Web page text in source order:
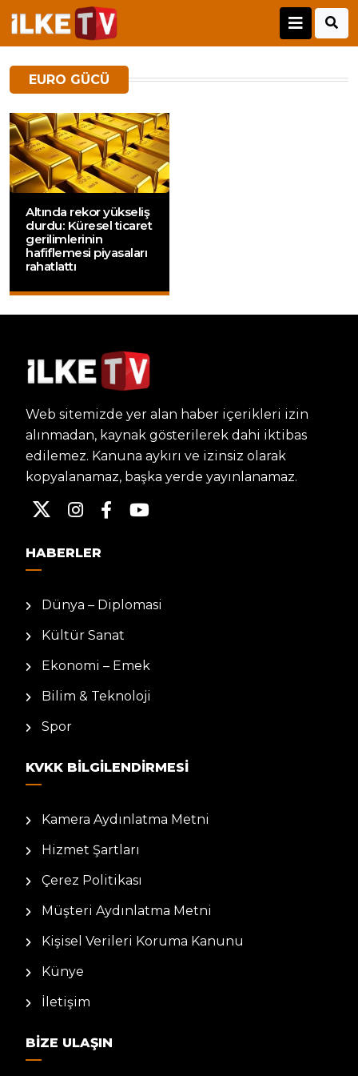
EURO GÜCÜ
Altında rekor yükseliş
durdu: Küresel ticaret
gerilimlerinin
hafiflemesi piyasaları
rahatlattı
Web sitemizde yer alan haber içerikleri izin
alınmadan, kaynak gösterilerek dahi iktibas
edilemez. Kanuna aykırı ve izinsiz olarak
kopyalanamaz, başka yerde yayınlanamaz.
HABERLER
Dünya – Diplomasi
Kültür Sanat
Ekonomi – Emek
Bilim & Teknoloji
Spor
KVKK BILGILENDIRMESI
Kamera Aydınlatma Metni
Hizmet Şartları
Çerez Politikası
Müşteri Aydınlatma Metni
Kişisel Verileri Koruma Kanunu
Künye
İletişim
BIZE ULAŞIN